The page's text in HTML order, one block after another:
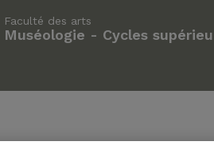
Faculté des arts
Muséologie - Cycles